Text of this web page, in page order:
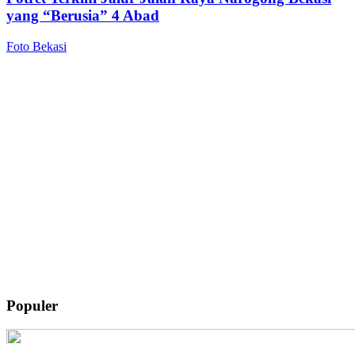
yang “Berusia” 4 Abad
Foto Bekasi
Populer